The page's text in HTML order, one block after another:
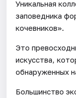
Уникальная
заповедника
кочевников».
Это
искусства,
обнаруженных
Большинство